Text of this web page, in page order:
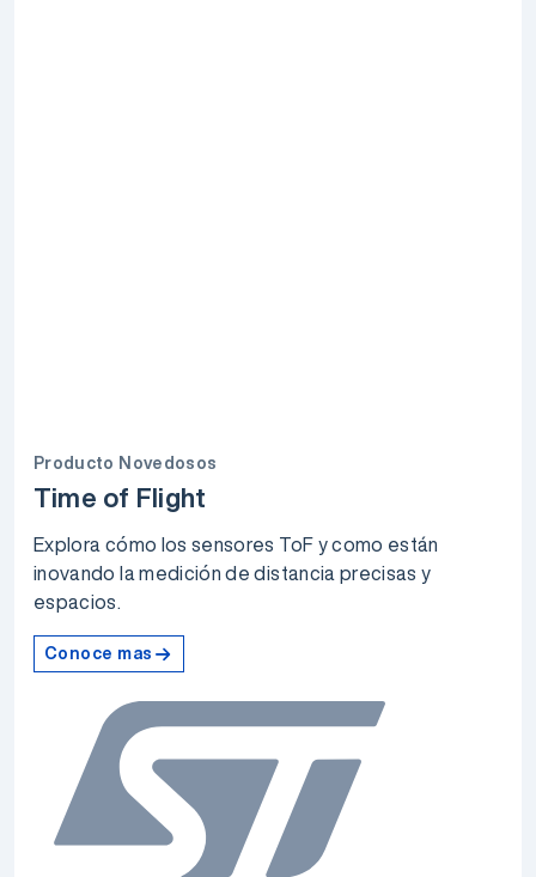
Producto Novedosos
Time of Flight
Explora cómo los sensores ToF y como están
inovando la medición de distancia precisas y
espacios.
Conoce mas